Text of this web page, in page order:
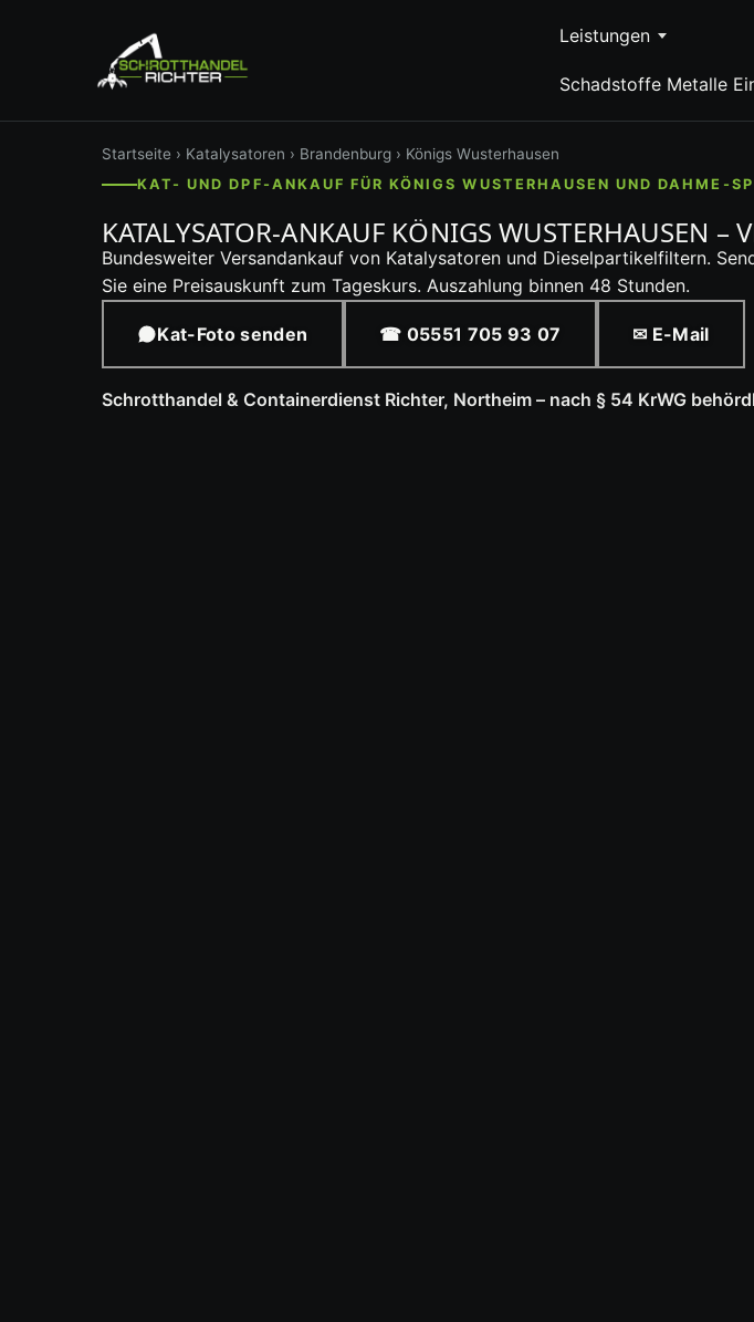
Leistungen
Schadstoffe Metalle
Startseite › Katalysatoren › Brandenburg › Königs Wusterhausen
KAT- UND DPF-ANKAUF FÜR KÖNIGS WUSTERHAUSEN UND DAHME-
KATALYSATOR-ANKAUF KÖNIGS WUSTERHAUSEN –
Bundesweiter Versandankauf von Katalysatoren und Dieselpartikelfiltern.
Sie eine Preisauskunft zum Tageskurs. Auszahlung binnen 48 Stunden.
Kat-Foto senden ☎ 05551 705 93 07 ✉ E-Mail
Schrotthandel & Containerdienst Richter, Northeim – nach § 54 KrWG